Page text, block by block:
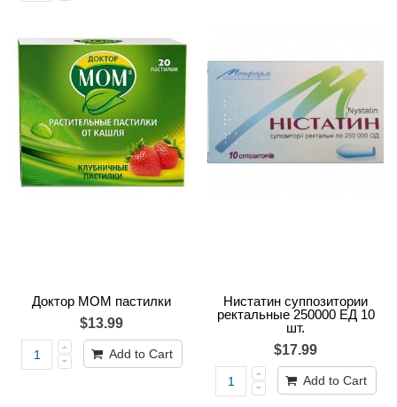
Доктор МОМ пастилки
$13.99
Add to Cart
Нистатин суппозитории
ректальные 250000 ЕД 10
шт.
$17.99
Add to Cart